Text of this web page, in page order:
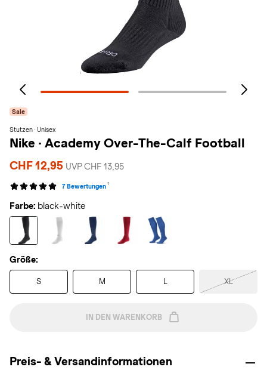
Sale
Stutzen · Unisex
Nike · Academy Over-The-Calf Football
CHF 12,95 UVP CHF 13,95
7 Bewertungen 1
Farbe: black-white
Größe:
S M L XL
IN DEN WARENKORB
Preis- & Versandinformationen